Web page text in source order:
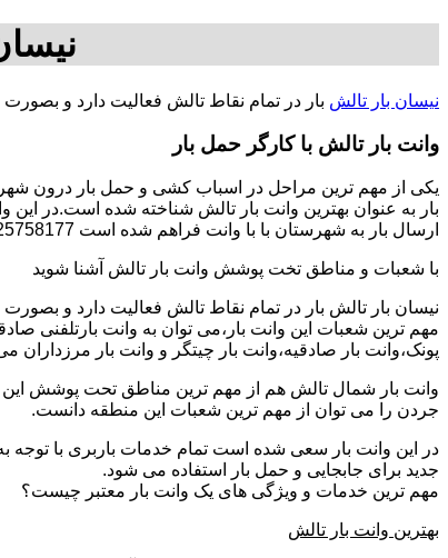
نیسان بار تالش بار در تمام نقاط تالش فعالیت دارد و
وانت بار تالش با کارگر حمل بار
یکی از مهم ترین مراحل در اسباب کشی و حمل بار درون
بار به عنوان بهترین وانت بار تالش شناخته شده است.در این
ارسال بار به شهرستان با با وانت فراهم شده است 09125758177-آقای محسن کمالی.
با شعبات و مناطق تخت پوشش وانت بار تالش آشنا شوید
نیسان بار تالش بار در تمام نقاط تالش فعالیت دارد و
مهم ترین شعبات این وانت بار،می توان به وانت بارتلفنی
پونک،وانت بار صادقیه،وانت بار چیتگر و وانت بار مرزداران
وانت بار شمال تالش هم از مهم ترین مناطق تحت پوشش این
جردن را می توان از مهم ترین شعبات این منطقه دانست.
در این وانت بار سعی شده است تمام خدمات باربری با توجه
جدید برای جابجایی و حمل بار استفاده می شود.
مهم ترین خدمات و ویژگی های یک وانت بار معتبر چیست؟
بهترین وانت بار تالش